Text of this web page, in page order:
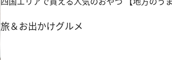
旅＆お出かけグルメ